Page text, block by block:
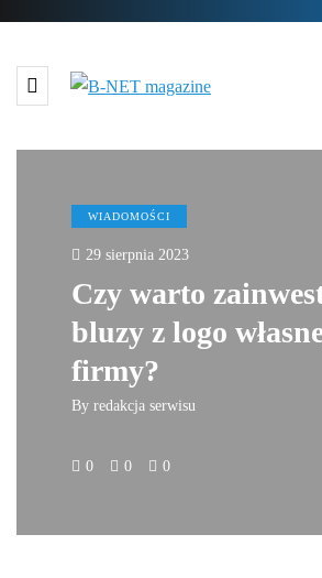
WIADOMOŚCI
29 sierpnia 2023
Czy warto
bluzy z logo
firmy?
By redakcja serwisu
0 0 0